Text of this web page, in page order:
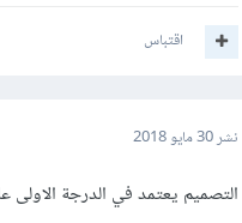
اقتباس
نشر30 مايو 2018
التصميم يعتمد في الدرجة الاولى